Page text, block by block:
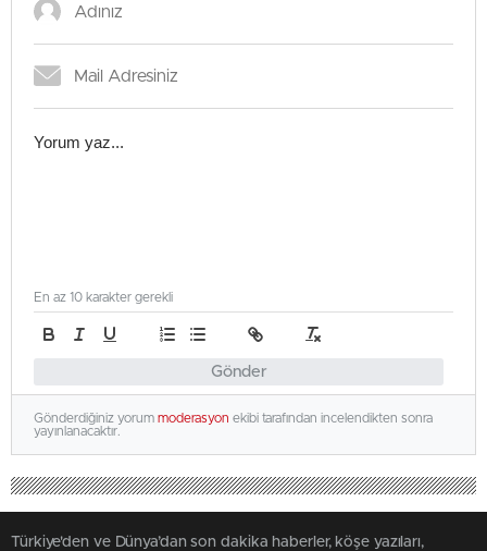
Gönder
En az 10 karakter gerekli
Gönderdiğiniz yorum moderasyon ekibi tarafından incelendikten sonra
yayınlanacaktır.
Türkiye'den ve Dünya’dan son dakika haberler, köşe yazıları,